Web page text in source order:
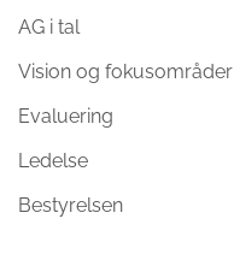
AG i tal
Vision og fokusområder
Evaluering
Ledelse
Bestyrelsen